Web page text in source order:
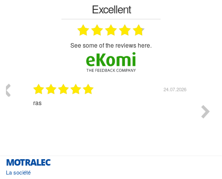
Excellent
see some of the reviews here.
24.07.2026
ras
MOTRALEC
La société